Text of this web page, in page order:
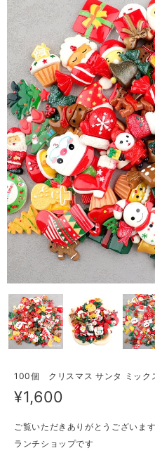
100個 クリスマス サンタ ミック
¥1,600
ご覧いただきありがとうございま
ランチショップです